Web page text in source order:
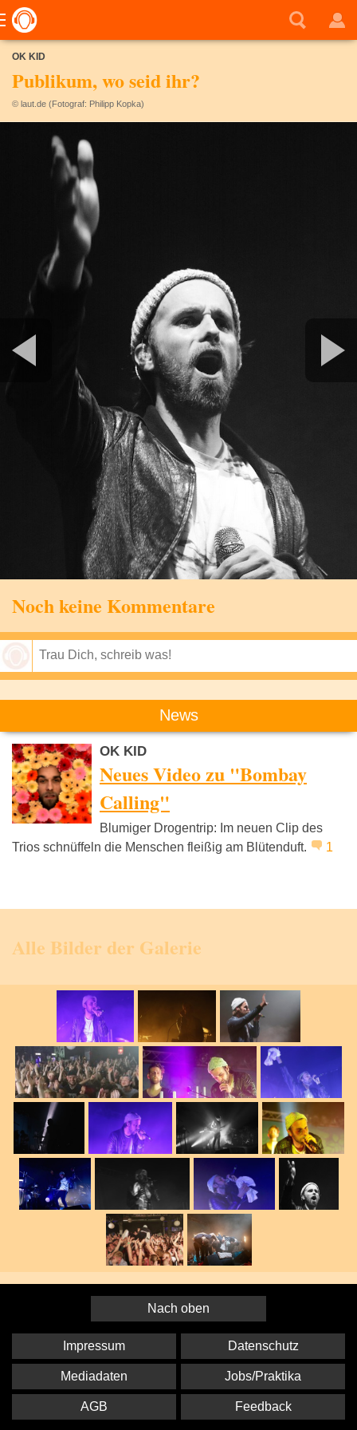
OK KID
Publikum, wo seid ihr?
© laut.de (Fotograf: Philipp Kopka)
Noch keine Kommentare
News
OK KID
Neues Video zu "Bombay
Calling"
Blumiger Drogentrip: Im neuen Clip des
Trios schnüffeln die Menschen fleißig am Blütenduft.
1
Alle Bilder der Galerie
Nach oben
Impressum Datenschutz
Mediadaten Jobs/Praktika
AGB Feedback